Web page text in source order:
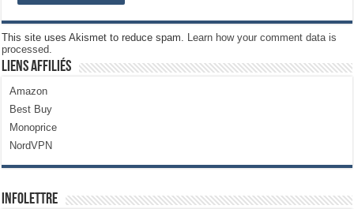
This site uses Akismet to reduce spam. Learn how your comment data is
processed.
Liens Affiliés
Amazon
Best Buy
Monoprice
NordVPN
Infolettre